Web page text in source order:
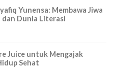
Yunensa: Membawa Jiwa
dan Dunia Literasi
Juice untuk Mengajak
Sehat